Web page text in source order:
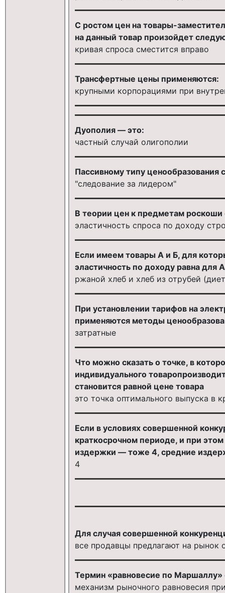
С ростом цен на товары-
на данный товар произойдет
кривая спроса сместится вправо
Трансфертные цены применяются:
крупными корпорациями при
Дуополия — это:
частный случай олигополии
Пассивному типу ценообразования
"следование за лидером"
В теории цен к предметам роскоши
эластичность спроса по доходу
Если имеем товары А и Б, для
эластичность по доходу равна для
ржаной хлеб и хлеб из отрубей
При установлении тарифов на
применяются методы
затратные
Что можно сказать о точке, в
индивидуального
становится равной цене товара
это точка оптимального выпуска в
Если в условиях совершенной
краткосрочном периоде, и при
издержки — тоже 4, средние
4
Для случая совершенной
все продавцы предлагают на
Термин «равновесие по Маршаллу»
механизм рыночного равновесия